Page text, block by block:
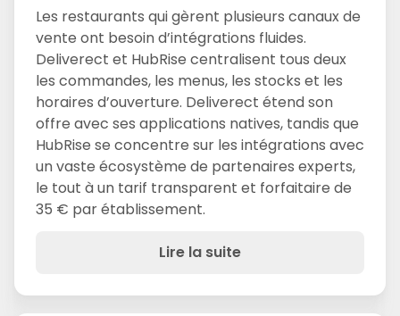
Les restaurants qui gèrent plusieurs canaux de
vente ont besoin d’intégrations fluides.
Deliverect et HubRise centralisent tous deux
les commandes, les menus, les stocks et les
horaires d’ouverture. Deliverect étend son
offre avec ses applications natives, tandis que
HubRise se concentre sur les intégrations avec
un vaste écosystème de partenaires experts,
le tout à un tarif transparent et forfaitaire de
35 € par établissement.
Lire la suite